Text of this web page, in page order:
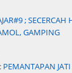
; SECERCAH
GAMPING
PEMANTAPAN